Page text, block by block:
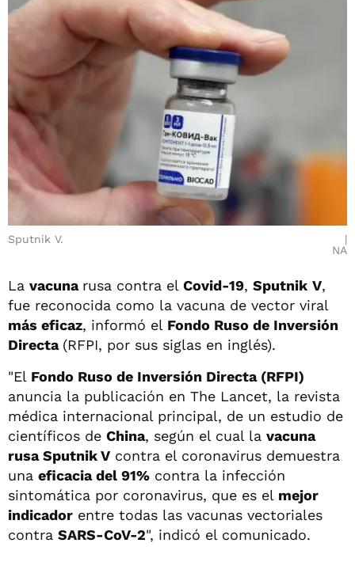
Sputnik V.
NA
La vacuna rusa contra el Covid-19, Sputnik V,
fue reconocida como la vacuna de vector viral
más eficaz, informó el Fondo Ruso de Inversión
Directa (RFPI, por sus siglas en inglés).
"El Fondo Ruso de Inversión Directa (RFPI)
anuncia la publicación en The Lancet, la revista
médica internacional principal, de un estudio de
científicos de China, según el cual la vacuna
rusa Sputnik V contra el coronavirus demuestra
una eficacia del 91% contra la infección
sintomática por coronavirus, que es el mejor
indicador entre todas las vacunas vectoriales
contra SARS-CoV-2", indicó el comunicado.